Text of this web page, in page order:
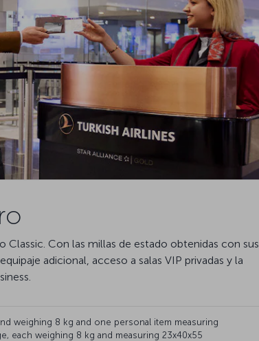
Con las millas de estado obtenidas con sus
adicional, acceso a salas VIP privadas y la
weighing 8 kg and one personal item measuring
each weighing 8 kg and measuring 23x40x55